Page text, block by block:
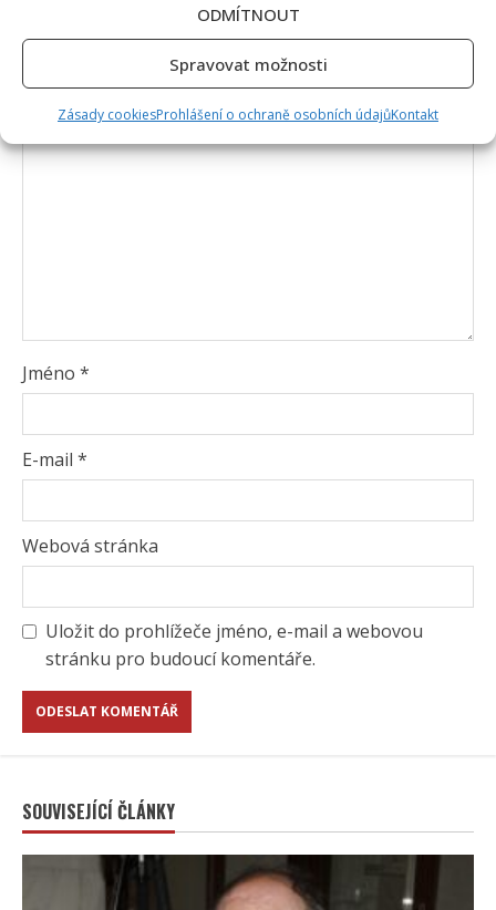
ODMÍTNOUT
Spravovat možnosti
Zásady cookiesProhlášení o ochraně osobních údajůKontakt
Vyžadované informace jsou označeny
Jméno *
E-mail *
Webová stránka
Uložit do prohlížeče jméno, e-mail a webovou
stránku pro budoucí komentáře.
SOUVISEJÍCÍ ČLÁNKY